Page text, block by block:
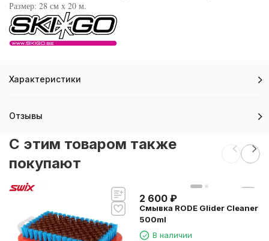
Размер: 28 см x 20 м.
Характеристики
Отзывы
C этим товаром также
покупают
2 600 ₽
Смывка RODE Glider Cleaner
500ml
В наличии